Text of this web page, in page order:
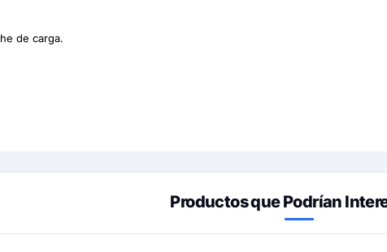
de carga.
Productos que Podrían